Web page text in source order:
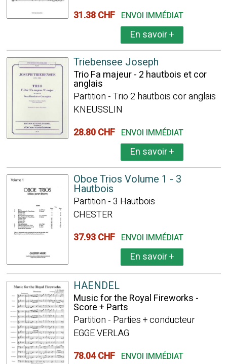
31.38 CHF ENVOI IMMÉDIAT
En savoir+
Triebensee Joseph
Trio Fa majeur - 2 hautbois et cor
anglais
Partition - Trio 2 hautbois cor anglais
KNEUSSLIN
28.80 CHF ENVOI IMMÉDIAT
En savoir+
Oboe Trios Volume 1 - 3
Hautbois
Partition - 3 Hautbois
CHESTER
37.93 CHF ENVOI IMMÉDIAT
En savoir+
HAENDEL
Music for the Royal Fireworks -
Score + Parts
Partition - Parties + conducteur
EGGE VERLAG
78.04 CHF ENVOI IMMÉDIAT